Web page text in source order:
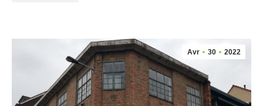
Avr 30 2022